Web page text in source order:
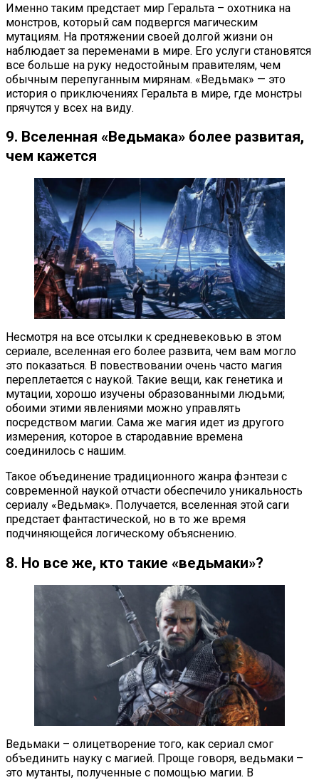
Именно таким предстает мир Геральта – охотника на
монстров, который сам подвергся магическим
мутациям. На протяжении своей долгой жизни он
наблюдает за переменами в мире. Его услуги становятся
все больше на руку недостойным правителям, чем
обычным перепуганным мирянам. «Ведьмак» — это
история о приключениях Геральта в мире, где монстры
прячутся у всех на виду.
9. Вселенная «Ведьмака» более развитая,
чем кажется
Несмотря на все отсылки к средневековью в этом
сериале, вселенная его более развита, чем вам могло
это показаться. В повествовании очень часто магия
переплетается с наукой. Такие вещи, как генетика и
мутации, хорошо изучены образованными людьми;
обоими этими явлениями можно управлять
посредством магии. Сама же магия идет из другого
измерения, которое в стародавние времена
соединилось с нашим.
Такое объединение традиционного жанра фэнтези с
современной наукой отчасти обеспечило уникальность
сериалу «Ведьмак». Получается, вселенная этой саги
предстает фантастической, но в то же время
подчиняющейся логическому объяснению.
8. Но все же, кто такие «ведьмаки»?
Ведьмаки – олицетворение того, как сериал смог
объединить науку с магией. Проще говоря, ведьмаки –
это мутанты, полученные с помощью магии. В